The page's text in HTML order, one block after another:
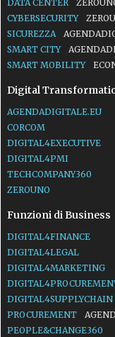
DATA CENTER
CYBERSECURITY
SICUREZZA
SMART CITY
SMART MOBILITY
Digital
AGENDADIGITALE.EU
CORCOM
DIGITAL4EXECUTIVE
DIGITAL4PMI
TECHCOMPANY360
ZEROUNO
Funzioni di Business
DIGITAL4FINANCE
DIGITAL4LEGAL
DIGITAL4MARKETING
DIGITAL4SUPPLYCHAIN
PROCUREMENT
PEOPLE&CHANGE360